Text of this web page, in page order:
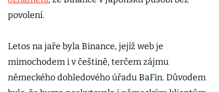
povolení.
Letos na jaře byla Binance, jejíž web je
mimochodem i v češtině, terčem zájmu
německého dohledového úřadu BaFin. Důvodem